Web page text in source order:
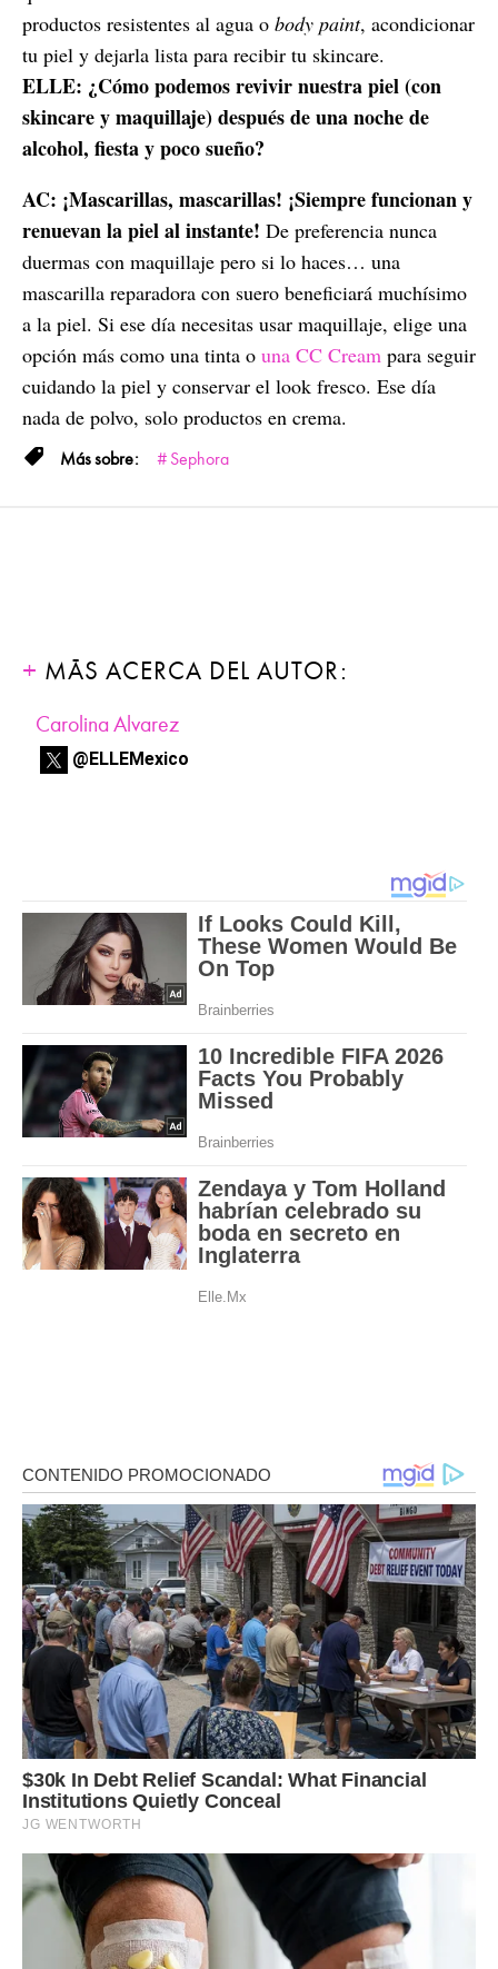
productos resistentes al agua o body paint, acondicionar
tu piel y dejarla lista para recibir tu skincare.
ELLE: ¿Cómo podemos revivir nuestra piel (con
skincare y maquillaje) después de una noche de
alcohol, fiesta y poco sueño?
AC: ¡Mascarillas, mascarillas! ¡Siempre funcionan y
renuevan la piel al instante! De preferencia nunca
duermas con maquillaje pero si lo haces… una
mascarilla reparadora con suero beneficiará muchísimo
a la piel. Si ese día necesitas usar maquillaje, elige una
opción más como una tinta o una CC Cream para seguir
cuidando la piel y conservar el look fresco. Ese día
nada de polvo, solo productos en crema.
Sephora
MÁS ACERCA DEL AUTOR:
Carolina Alvarez
@ELLEMexico